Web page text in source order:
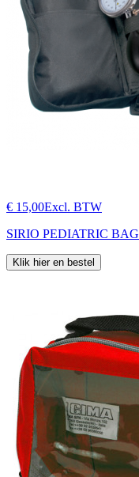
€ 15,00Excl. BTW
SIRIO PEDIATRIC BAG
Klik hier en bestel